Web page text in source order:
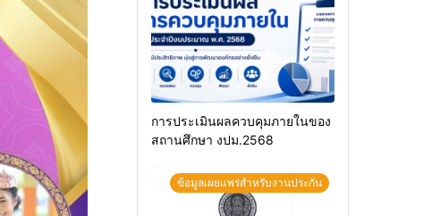
การประเมินผลควบคุมภายในของ
สถานศึกษา งปม.2568
ข้อมูลเผยแพร่สำหรับงานประกัน